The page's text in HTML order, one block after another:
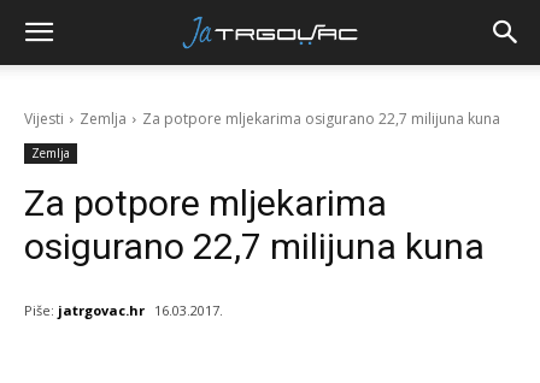
Vijesti Zemlja Za potpore mljekarima osigurano 22,7 milijuna kuna
Zemlja
Za potpore mljekarima
osigurano 22,7 milijuna kuna
Piše: jatrgovac.hr 16.03.2017.